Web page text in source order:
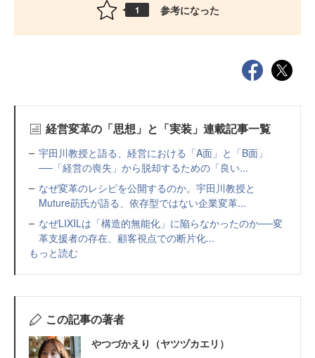
1 参考になった
経営変革の「思想」と「実装」連載記事一覧
宇田川教授と語る、経営における「A面」と「B面」
──「経営の喪失」から脱却するための「良い...
なぜ変革のレシピを公開するのか。宇田川教授と
Muture莇氏が語る、依存型ではない企業変革...
なぜLIXILは「構造的無能化」に陥らなかったのか──変
革支援者の存在、顧客視点での断片化...
もっと読む
この記事の著者
やつづかえり（ヤツヅカエリ）